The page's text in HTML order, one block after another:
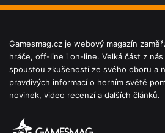
Gamesmag.cz je webový magazín
hráče, off-line i on-line. Velká část z
spoustou zkušeností ze svého oboru a
pravdivých informací o herním světě
novinek, video recenzí a dalších článků.